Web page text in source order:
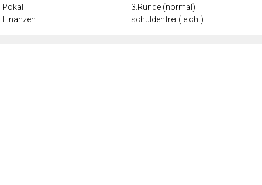
Pokal
3.Runde (normal)
Finanzen
schuldenfrei (leicht)